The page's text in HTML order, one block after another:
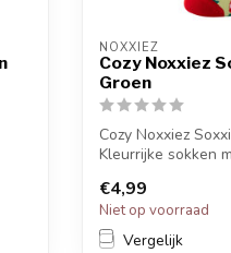
NOXXIEZ
Cozy Noxxiez
Groen
Cozy Noxxiez
Kleurrijke sokken
Ki...
€4,99
Niet op voorraad
Vergelijk